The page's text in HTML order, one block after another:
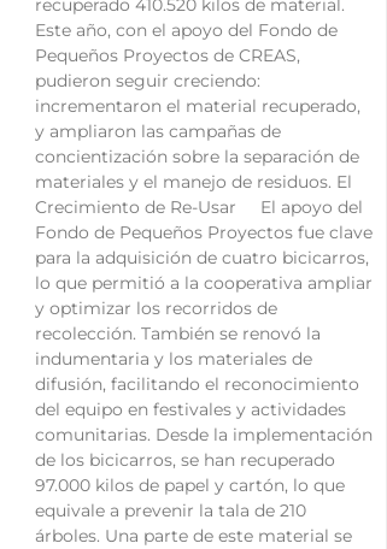
recuperado 410.520 kilos de material.
Este año, con el apoyo del Fondo de
Pequeños Proyectos de CREAS,
pudieron seguir creciendo:
incrementaron el material recuperado,
y ampliaron las campañas de
concientización sobre la separación de
materiales y el manejo de residuos. El
Crecimiento de Re-Usar El apoyo del
Fondo de Pequeños Proyectos fue clave
para la adquisición de cuatro bicicarros,
lo que permitió a la cooperativa ampliar
y optimizar los recorridos de
recolección. También se renovó la
indumentaria y los materiales de
difusión, facilitando el reconocimiento
del equipo en festivales y actividades
comunitarias. Desde la implementación
de los bicicarros, se han recuperado
97.000 kilos de papel y cartón, lo que
equivale a prevenir la tala de 210
árboles. Una parte de este material se